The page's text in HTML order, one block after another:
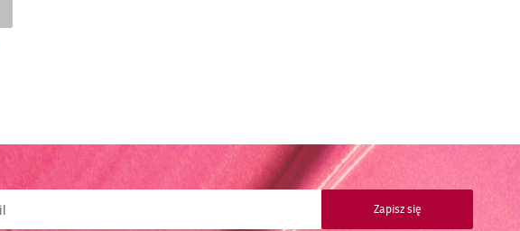
Zapisz się